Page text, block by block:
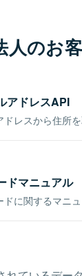
人のお
アドレスAPI
レスから住所
ドマニュアル
に関するマニ